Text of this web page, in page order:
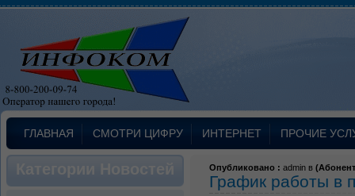
ГЛАВНАЯ СМОТРИ ЦИФРУ ИНТЕРНЕТ ПРОЧИЕ
Категории Новостей Опубликовано : admin в (
График работы в